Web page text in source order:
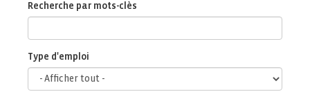
Recherche par mots-clès
Type d'emploi